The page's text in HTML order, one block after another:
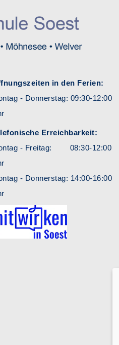
in den Ferien:
- Donnerstag: 09:30-12:00
Erreichbarkeit:
- Freitag: 08:30-12:00
- Donnerstag: 14:00-16:00